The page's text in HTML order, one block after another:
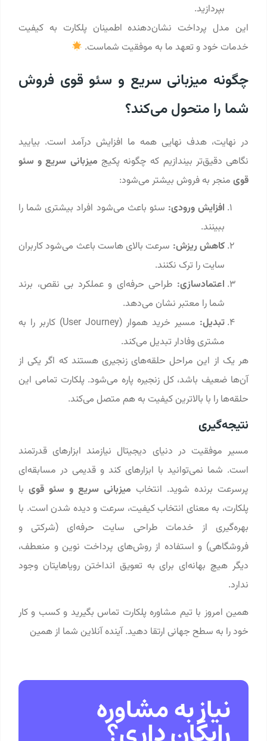
بپردازید.
این مدل پرداخت نشان‌دهنده اطمینان پلکارت به کیفیت
خدمات خود و تعهد ما به موفقیت شماست.
چگونه میزبانی سریع و سئو قوی فروش
شما را متحول می‌کند؟
در نهایت، هدف نهایی همه ما افزایش درآمد است. بیایید
نگاهی دقیق‌تر بیندازیم که چگونه پکیجمیزبانی سریع و سئو
قویمنجر به فروش بیشتر می‌شود:
افزایش ورودی:سئو باعث می‌شود افراد بیشتری شما را
ببینند.
کاهش ریزش:سرعت بالای هاست باعث می‌شود کاربران
سایت را ترک نکنند.
اعتمادسازی:طراحی حرفه‌ای و عملکرد بی ‌نقص، برند
شما را معتبر نشان می‌دهد.
تبدیل:
مسیر خرید هموار (User Journey) کاربر را به
مشتری وفادار تبدیل می‌کند.
هر یک از این مراحل حلقه‌های زنجیری هستند که اگر یکی از
آن‌ها ضعیف باشد، کل زنجیره پاره می‌شود. پلکارت تمامی این
حلقه‌ها را با بالاترین کیفیت به هم متصل می‌کند.
نتیجه‌گیری
مسیر موفقیت در دنیای دیجیتال نیازمند ابزارهای قدرتمند
است. شما نمی‌توانید با ابزارهای کند و قدیمی در مسابقه‌ای
پرسرعت برنده شوید. انتخابمیزبانی سریع و سئو قویبا
پلکارت، به معنای انتخاب کیفیت، سرعت و دیده شدن است. با
بهره‌گیری از خدمات طراحی سایت حرفه‌ای (شرکتی و
فروشگاهی) و استفاده از روش‌های پرداخت نوین و منعطف،
دیگر هیچ بهانه‌ای برای به تعویق انداختن رویاهایتان وجود
ندارد.
همین امروز با تیم مشاوره پلکارت تماس بگیرید و کسب‌ و کار
خود را به سطح جهانی ارتقا دهید. آینده آنلاین شما از همین
نیاز به مشاوره